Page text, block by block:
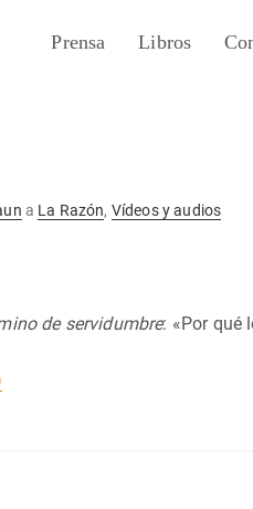
Prensa Libros
a La Razón, Vídeos y audios
de servidumbre: «Por qué